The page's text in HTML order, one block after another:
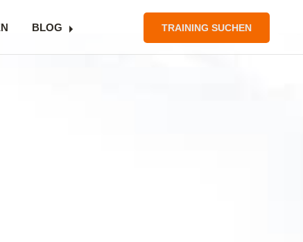
BLOG TRAINING SUCHEN